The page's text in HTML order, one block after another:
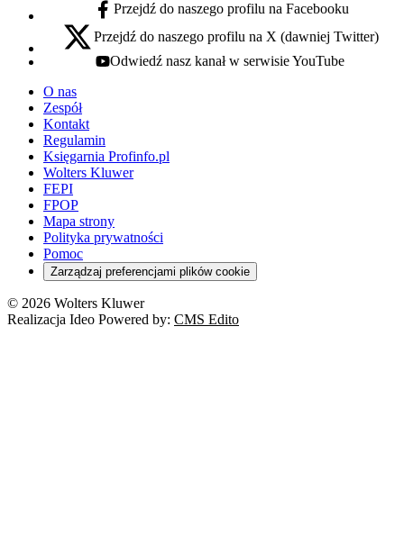
facebook - otwiera się w nowej karcie
Przejdź do naszego profilu na Facebooku
x - otwiera się w nowej karcie
Przejdź do naszego profilu na X (dawniej Twitter)
youtube - otwiera się w nowej karcie
Odwiedź nasz kanał w serwisie YouTube
O nas
Zespół
Kontakt
Regulamin
Księgarnia Profinfo.pl
Wolters Kluwer
FEPI
FPOP
Mapa strony
Polityka prywatności
Pomoc
Zarządzaj preferencjami plików cookie
© 2026 Wolters Kluwer
Realizacja Ideo Powered by: CMS Edito